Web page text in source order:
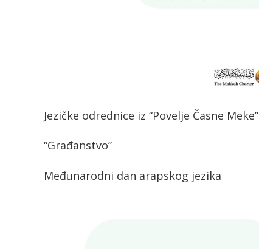
Jezičke odrednice iz “Povelje Časne Meke”
“Građanstvo”
Međunarodni dan arapskog jezika